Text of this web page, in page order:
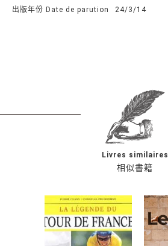
出版年份 Date de parution
24/3/14
相似書籍
Livres similaires